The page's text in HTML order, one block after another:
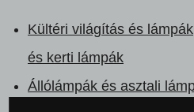
Kültéri világítás és lámpák
és kerti lámpák
Állólámpák és asztali